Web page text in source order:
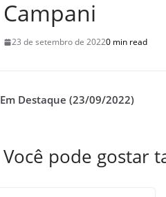
Campani
23 de setembro de 20220 min read
Em Destaque (23/09/2022)
Você pode gostar